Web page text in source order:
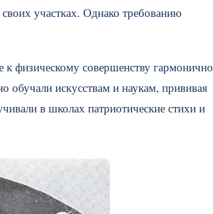
участках. Однако требованию
физическому совершенству гармонично
обучали искусствам и наукам, прививая
в школах патриотические стихи и